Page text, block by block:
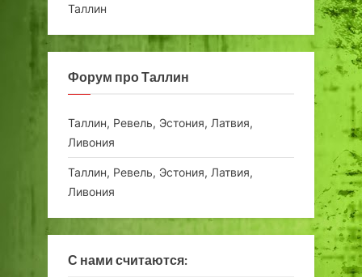
Таллин
Форум про Таллин
Таллин, Ревель, Эстония, Латвия,
Ливония
Таллин, Ревель, Эстония, Латвия,
Ливония
С нами считаются: